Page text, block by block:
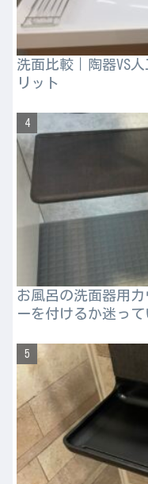
洗面比較｜陶器VS
リット
お風呂の洗面器用
ーを付けるか迷っ